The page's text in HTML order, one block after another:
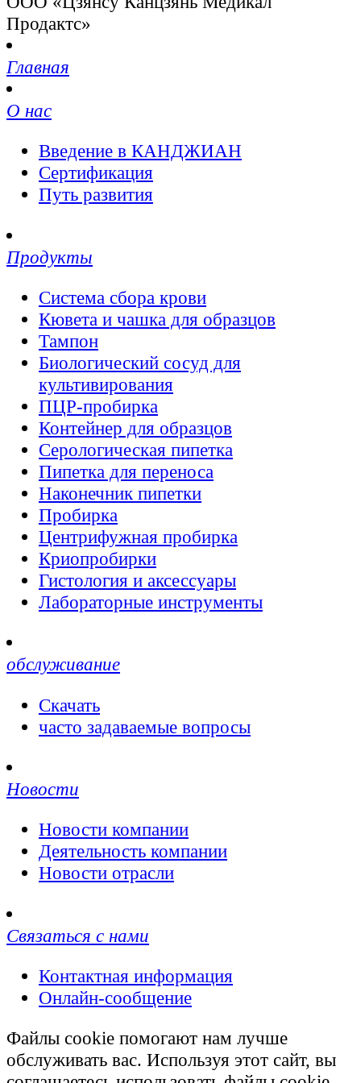
Продактс»
Главная
О нас
Введение в КАНДЖИАН
Сертификация
Путь развития
Продукты
Система сбора крови
Кювета и чашка для образцов
Тампон
Биологический сосуд для
культивирования
ПЦР-пробирка
Контейнер для образцов
Серологическая пипетка
Пипетка для переноса
Наконечник пипетки
Пробирка
Центрифужная пробирка
Криопробирки
Гистология и аксессуары
Лабораторные инструменты
обслуживание
Скачать
часто задаваемые вопросы
Новости
Новости компании
Деятельность компании
Новости отрасли
Связаться с нами
Контактная информация
Онлайн-сообщение
Файлы cookie помогают нам лучше
обслуживать вас. Используя этот сайт, вы